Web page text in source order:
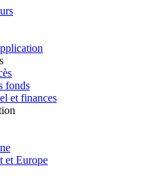
fonds
et finances
et Europe